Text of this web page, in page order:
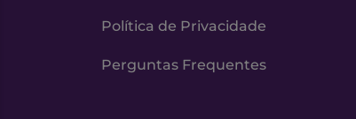
Política de Privacidade
Perguntas Frequentes